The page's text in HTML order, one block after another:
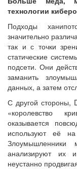
технологии
Подходы
значительно
так и с точки
статические
подсети. Они
заманить
данных, а затем
С другой стороны,
«королевство
оказывается
используют её на
анализируют их
неустанно